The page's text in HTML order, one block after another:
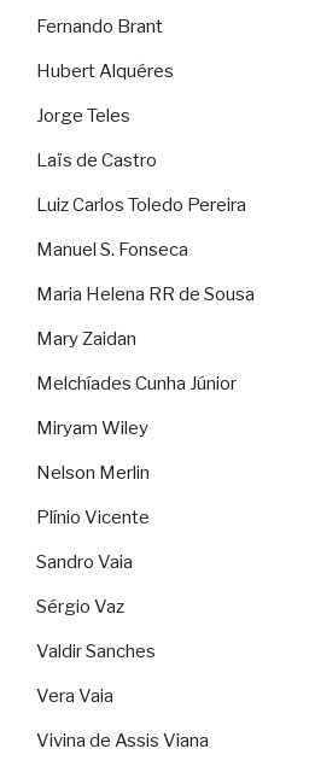
Fernando Brant
Hubert Alquéres
Jorge Teles
Laïs de Castro
Luiz Carlos Toledo Pereira
Manuel S. Fonseca
Maria Helena RR de Sousa
Mary Zaidan
Melchíades Cunha Júnior
Miryam Wiley
Nelson Merlin
Plínio Vicente
Sandro Vaia
Sérgio Vaz
Valdir Sanches
Vera Vaia
Vivina de Assis Viana